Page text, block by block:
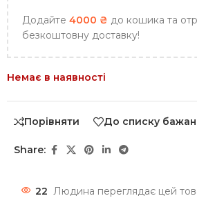
Додайте 4000 ₴ до кошика та
безкоштовну доставку!
Немає в наявності
Порівняти До списку
Share:
22 Людина переглядає цей